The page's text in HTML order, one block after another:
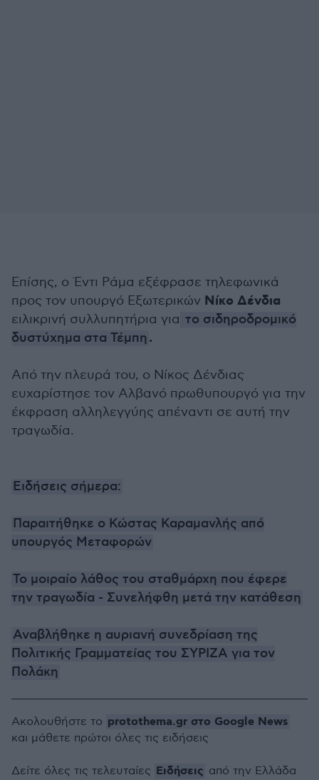
Επίσης, ο Έντι Ράμα εξέφρασε τηλεφωνικά
προς τον υπουργό Εξωτερικών Νίκο Δένδια
ειλικρινή συλλυπητήρια για το σιδηροδρομικό
δυστύχημα στα Τέμπη.
Από την πλευρά του, ο Νίκος Δένδιας
ευχαρίστησε τον Αλβανό πρωθυπουργό για την
έκφραση αλληλεγγύης απέναντι σε αυτή την
τραγωδία.
Ειδήσεις σήμερα:
Παραιτήθηκε ο Κώστας Καραμανλής από
υπουργός Μεταφορών
Το μοιραίο λάθος του σταθμάρχη που έφερε
την τραγωδία - Συνελήφθη μετά την κατάθεση
Αναβλήθηκε η αυριανή συνεδρίαση της
Πολιτικής Γραμματείας του ΣΥΡΙΖΑ για τον
Πολάκη
Ακολουθήστε το protothema.gr στο Google News
και μάθετε πρώτοι όλες τις ειδήσεις
Δείτε όλες τις τελευταίες Ειδήσεις από την Ελλάδα